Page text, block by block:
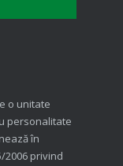
o unitate
personalitate
în
2006 privind